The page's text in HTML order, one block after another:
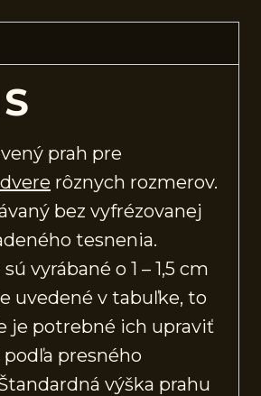
prah pre
dvere rôznych rozmerov.
bez vyfrézovanej
tesnenia.
vyrábané o 1 – 1,5 cm
uvedené v tabuľke, to
je potrebné ich upraviť
presného
výška prahu